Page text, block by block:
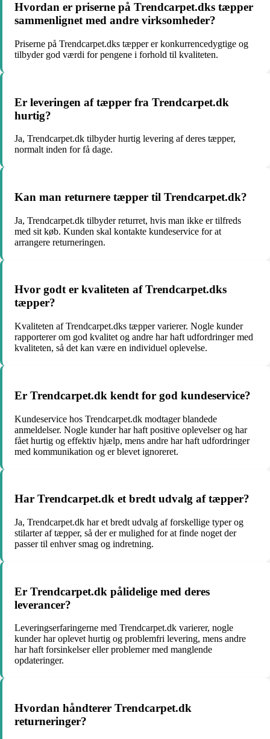
Hvordan er priserne på Trendcarpet.dks tæpper
sammenlignet med andre virksomheder?
Priserne på Trendcarpet.dks tæpper er konkurrencedygtige og
tilbyder god værdi for pengene i forhold til kvaliteten.
Er leveringen af tæpper fra Trendcarpet.dk
hurtig?
Ja, Trendcarpet.dk tilbyder hurtig levering af deres tæpper,
normalt inden for få dage.
Kan man returnere tæpper til Trendcarpet.dk?
Ja, Trendcarpet.dk tilbyder returret, hvis man ikke er tilfreds
med sit køb. Kunden skal kontakte kundeservice for at
arrangere returneringen.
Hvor godt er kvaliteten af Trendcarpet.dks
tæpper?
Kvaliteten af Trendcarpet.dks tæpper varierer. Nogle kunder
rapporterer om god kvalitet og andre har haft udfordringer med
kvaliteten, så det kan være en individuel oplevelse.
Er Trendcarpet.dk kendt for god kundeservice?
Kundeservice hos Trendcarpet.dk modtager blandede
anmeldelser. Nogle kunder har haft positive oplevelser og har
fået hurtig og effektiv hjælp, mens andre har haft udfordringer
med kommunikation og er blevet ignoreret.
Har Trendcarpet.dk et bredt udvalg af tæpper?
Ja, Trendcarpet.dk har et bredt udvalg af forskellige typer og
stilarter af tæpper, så der er mulighed for at finde noget der
passer til enhver smag og indretning.
Er Trendcarpet.dk pålidelige med deres
leverancer?
Leveringserfaringerne med Trendcarpet.dk varierer, nogle
kunder har oplevet hurtig og problemfri levering, mens andre
har haft forsinkelser eller problemer med manglende
opdateringer.
Hvordan håndterer Trendcarpet.dk
returneringer?